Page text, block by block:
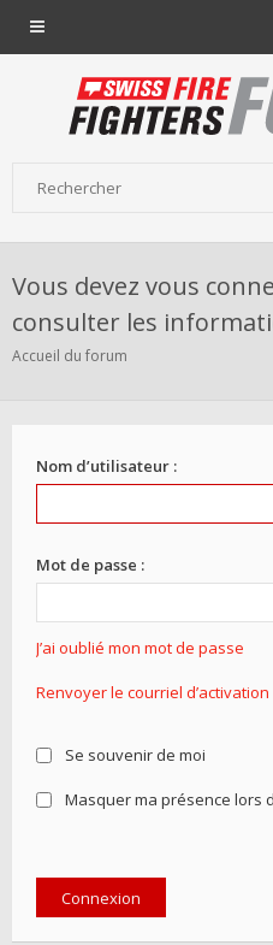
Vous devez vous
consulter les
Accueil du forum
Nom d’utilisateur :
Mot de passe :
J’ai oublié mon mot de passe
Renvoyer le courriel d’activation
Se souvenir de moi
Masquer ma présence lors